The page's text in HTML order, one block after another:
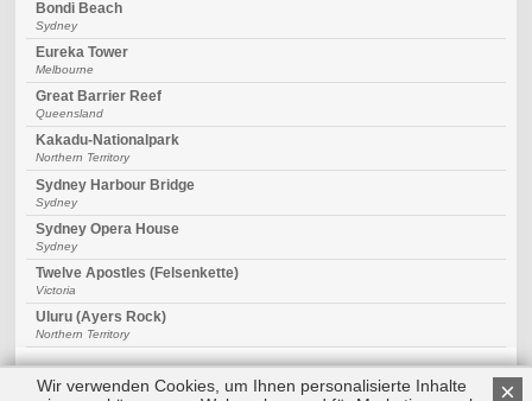
Bondi Beach
Sydney
Eureka Tower
Melbourne
Great Barrier Reef
Queensland
Kakadu-Nationalpark
Northern Territory
Sydney Harbour Bridge
Sydney
Sydney Opera House
Sydney
Twelve Apostles (Felsenkette)
Victoria
Uluru (Ayers Rock)
Northern Territory
×
Wir verwenden Cookies, um Ihnen personalisierte Inhalte